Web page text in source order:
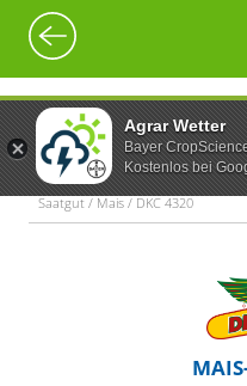
Agrar Wetter
Bayer
Kostenlos bei
Saatgut / Mais / DKC 4320